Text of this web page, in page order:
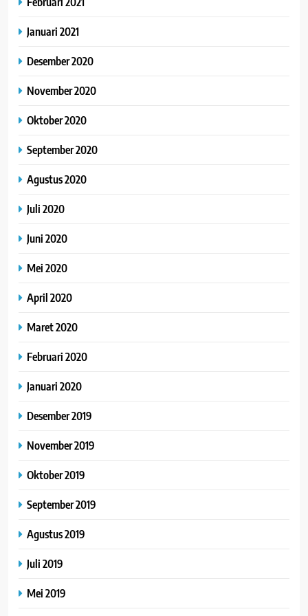
Januari 2021
Desember 2020
November 2020
Oktober 2020
September 2020
Agustus 2020
Juli 2020
Juni 2020
Mei 2020
April 2020
Maret 2020
Februari 2020
Januari 2020
Desember 2019
November 2019
Oktober 2019
September 2019
Agustus 2019
Juli 2019
Mei 2019